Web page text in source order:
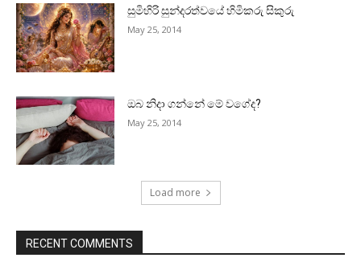
සුමිහිරි සුන්දරත්වයේ හිමිකරු සිකුරු
May 25, 2014
ඔබ නිදා ගන්නේ මේ වගේද?
May 25, 2014
Load more
RECENT COMMENTS